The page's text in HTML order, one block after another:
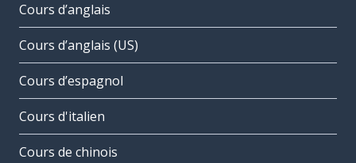
Cours d’anglais
Cours d’anglais (US)
Cours d’espagnol
Cours d'italien
Cours de chinois